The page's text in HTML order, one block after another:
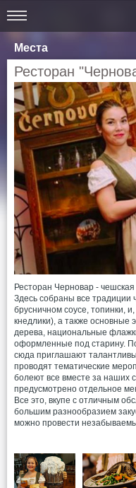
Места
Ресторан
Ресторан Черновар -
Здесь собраны все традиции
брусничном соусе, топинки,
кнедлики), а также основные
дерева, национальные
оформленные под старину.
сюда приглашают
проводят тематические
болеют все вместе за наших
предусмотрено отдельное
Все это, вкупе с отличным
большим разнообразием
можно провести